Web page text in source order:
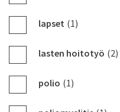
lapset (1)
lasten hoitotyö (2)
polio (1)